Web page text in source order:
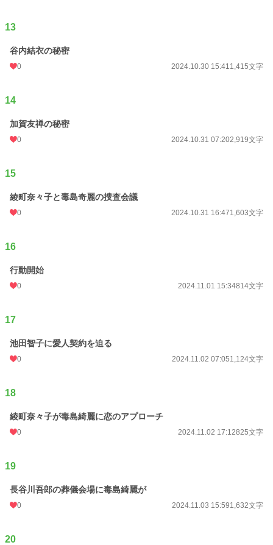
13
谷内結衣の秘密
0 2024.10.30 15:411,415文字
14
加賀友禅の秘密
0 2024.10.31 07:202,919文字
15
綾町奈々子と毒島奇麗の捜査会議
0 2024.10.31 16:471,603文字
16
行動開始
0 2024.11.01 15:34814文字
17
池田智子に愛人契約を迫る
0 2024.11.02 07:051,124文字
18
綾町奈々子が毒島綺麗に恋のアプローチ
0 2024.11.02 17:12825文字
19
長谷川吾郎の葬儀会場に毒島綺麗が
0 2024.11.03 15:591,632文字
20